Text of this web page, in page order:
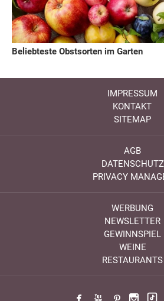
Beliebteste Obstsorten im Garten
IMPRESSUM
KONTAKT
SITEMAP
AGB
DATENSCHUTZ
PRIVACY
WERBUNG
NEWSLETTER
GEWINNSPIEL
WEINE
RESTAURANTS